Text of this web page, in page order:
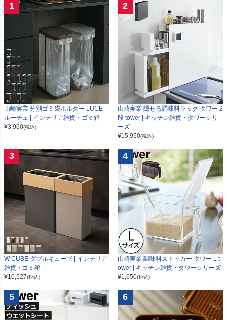
1
山崎実業 分別ゴミ袋ホルダー LUCE
ルーチェ | インテリア雑貨・ゴミ箱
¥3,960(税込)
2
山崎実業 隠せる調味料ラック タワー 2
段 tower | キッチン雑貨・タワーシリ
ーズ
¥15,950(税込)
3
W CUBE ダブルキューブ | インテリア
雑貨・ゴミ箱
¥10,527(税込)
4
山崎実業 調味料ストッカー タワー L t
ower | キッチン雑貨・タワーシリーズ
¥1,650(税込)
5 6